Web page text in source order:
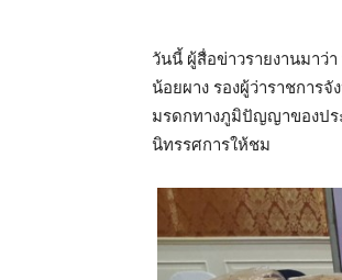
วันนี้ ผู้สื่อข่าวรายงานมาว่
น้อยผาง รองผู้ว่าราชการ
มรดกทางภูมิปัญญาของปร
นิทรรศการให้ชม